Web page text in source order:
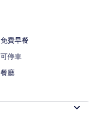
免費早餐
可停車
餐廳